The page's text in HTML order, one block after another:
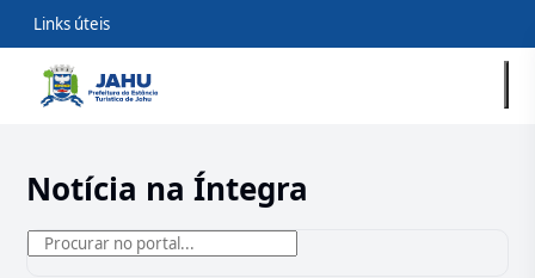
Links úteis
Notícia na Íntegra